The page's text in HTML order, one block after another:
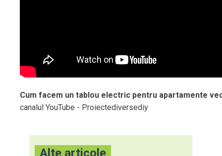
Cum facem un tablou electric pentru apartamente
canalul YouTube - Proiectediversediy
Alte articole